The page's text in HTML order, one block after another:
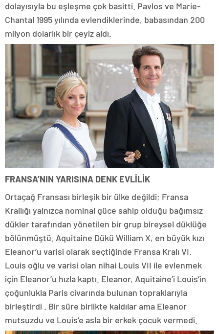
dolayısıyla bu eşleşme çok basitti. Pavlos ve Marie-
Chantal 1995 yılında evlendiklerinde, babasından 200
milyon dolarlık bir çeyiz aldı.
FRANSA’NIN YARISINA DENK EVLİLİK
Ortaçağ Fransası birleşik bir ülke değildi; Fransa
Krallığı yalnızca nominal güce sahip olduğu bağımsız
dükler tarafından yönetilen bir grup bireysel düklüğe
bölünmüştü. Aquitaine Dükü William X, en büyük kızı
Eleanor’u varisi olarak seçtiğinde Fransa Kralı VI.
Louis oğlu ve varisi olan nihai Louis VII ile evlenmek
için Eleanor’u hızla kaptı. Eleanor, Aquitaine’i Louis’in
çoğunlukla Paris civarında bulunan topraklarıyla
birleştirdi . Bir süre birlikte kaldılar ama Eleanor
mutsuzdu ve Louis’e asla bir erkek çocuk vermedi.